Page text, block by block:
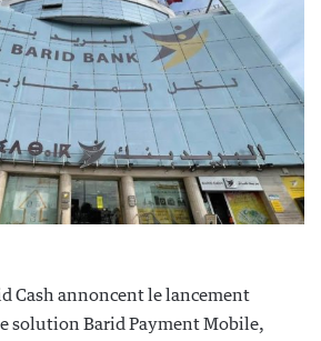
Cash annoncent le lancement
solution Barid Payment Mobile,